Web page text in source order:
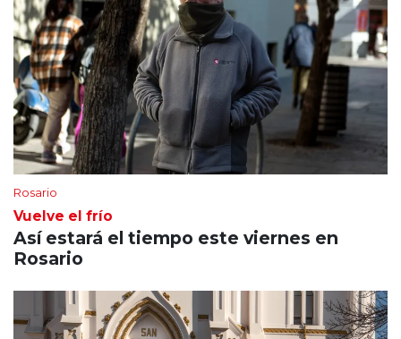
Rosario
Vuelve el frío
Así estará el tiempo este viernes en
Rosario